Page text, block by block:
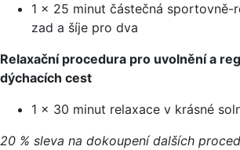
1 x 25 minut částečná sportovně-
zad a šíje pro dva
Relaxační procedura pro uvolnění a
dýchacích cest
1 x 30 minut relaxace v krásné
20 % sleva na dokoupení dalších